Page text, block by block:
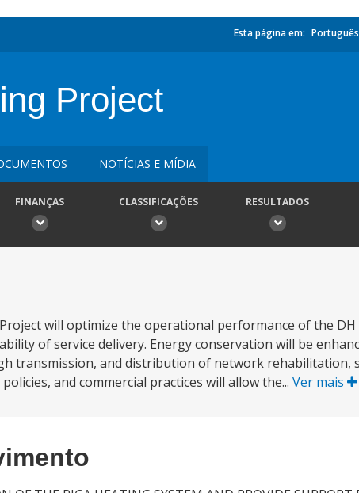
Esta página em: Português
Project
NOTÍCIAS E MÍDIA
FINANÇAS CLASSIFICAÇÕES RESULTADOS
will optimize the operational performance of the DH
of service delivery. Energy conservation will be
transmission, and distribution of network rehabilitation,
and commercial practices will allow the... Ver mais